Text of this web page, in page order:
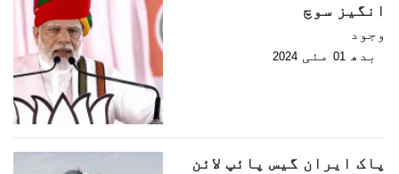
انگیز سوچ
وجود
بدھ
01 مئی 2024
پاک ایران گیس پائپ لائن